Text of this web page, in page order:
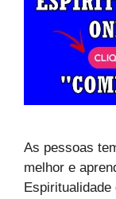
As pessoas
melhor e